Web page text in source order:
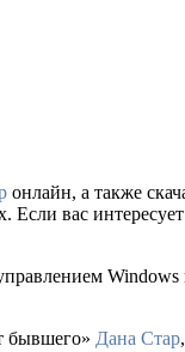
онлайн, а также
вас
бывшего» Дана Стар